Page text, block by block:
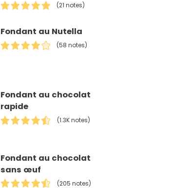
(21 notes)
Fondant au Nutella
(58 notes)
Fondant au chocolat
rapide
(1.3K notes)
Fondant au chocolat
sans œuf
(205 notes)